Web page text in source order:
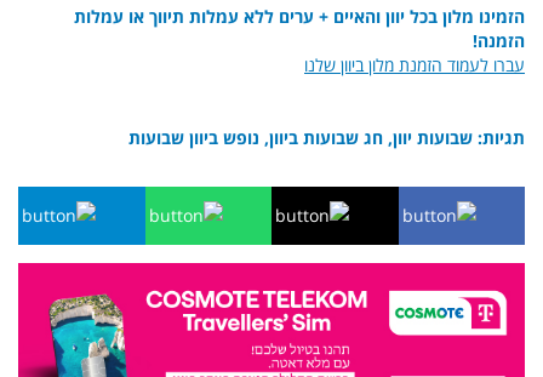
הזמינו מלון בכל יוון והאיים + ערים ללא עמלות תיווך או עמלות
הזמנה!
עברו לעמוד הזמנת מלון ביוון שלנו
תגיות: שבועות יוון, חג שבועות ביוון, נופש ביוון שבועות